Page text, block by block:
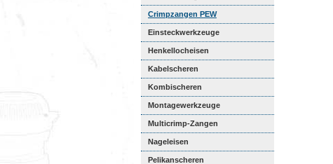
Crimpzangen PEW
Einsteckwerkzeuge
Henkellocheisen
Kabelscheren
Kombischeren
Montagewerkzeuge
Multicrimp-Zangen
Nageleisen
Pelikanscheren